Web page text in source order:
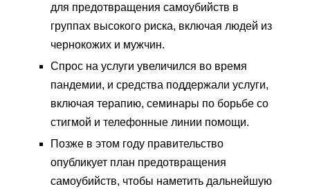
для предотвращения самоубийств в
группах высокого риска, включая людей из
чернокожих и мужчин.
Спрос на услуги увеличился во время
пандемии, и средства поддержали услуги,
включая терапию, семинары по борьбе со
стигмой и телефонные линии помощи.
Позже в этом году правительство
опубликует план предотвращения
самоубийств, чтобы наметить дальнейшую